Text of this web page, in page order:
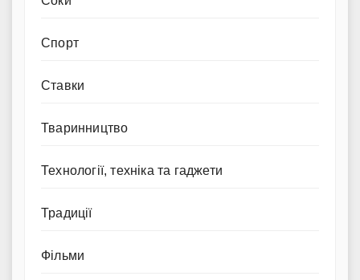
Спорт
Ставки
Тваринництво
Технології, техніка та гаджети
Традиції
Фільми